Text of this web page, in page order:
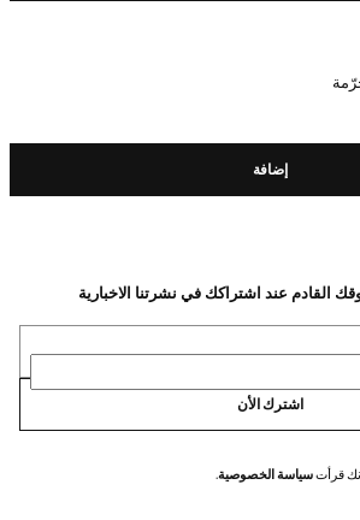
مخرّمة
إضافة
اشترك الأن
قرأتسياسة الخصوصية.